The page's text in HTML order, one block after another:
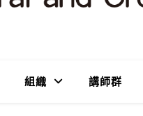
組織 講師群